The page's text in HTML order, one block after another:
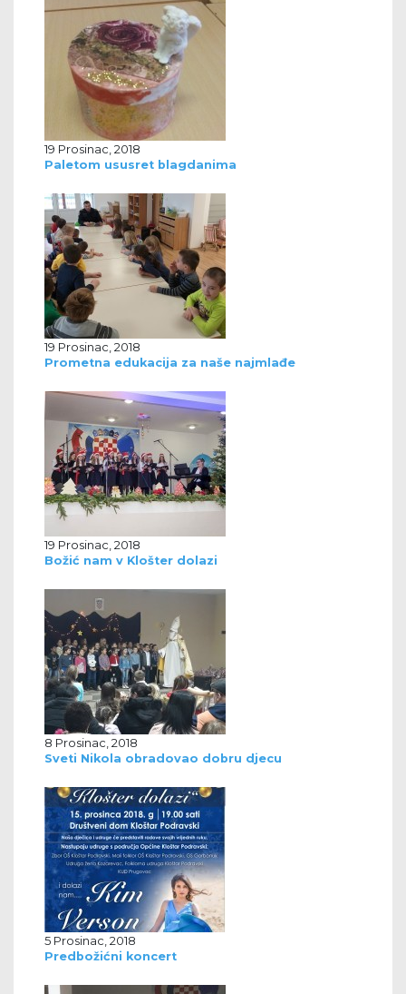
19 Prosinac, 2018
Paletom ususret blagdanima
19 Prosinac, 2018
Prometna edukacija za naše najmlađe
19 Prosinac, 2018
Božić nam v Klošter dolazi
8 Prosinac, 2018
Sveti Nikola obradovao dobru djecu
5 Prosinac, 2018
Predbožićni koncert